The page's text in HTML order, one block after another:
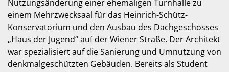
Nutzungsänderung einer ehemaligen Turnhalle zu
einem Mehrzwecksaal für das Heinrich-Schütz-
Konservatorium und den Ausbau des Dachgeschosses
„Haus der Jugend“ auf der Wiener Straße. Der Architekt
war spezialisiert auf die Sanierung und Umnutzung von
denkmalgeschützten Gebäuden. Bereits als Student